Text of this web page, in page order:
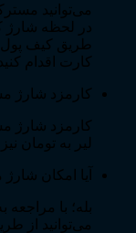
می‌توانید
در لحظه شارژ
طریق کیف پول
کارت اقدام کنید.
کارمزد شارژ
لیر به تومان نیز ۳ درصد محاسبه می‌شود.
آیا امکان
بله؛ با
می‌توانید از